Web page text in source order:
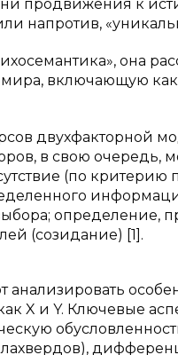
продвижения к
напротив,
она
включающую
двухфакторной
в свою очередь,
(по
определение,
(созидание) [1].
X и Y. Ключевые